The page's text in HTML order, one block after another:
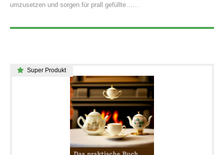
umzusetzen und sorgen für prall gefüllte…
Super Produkt